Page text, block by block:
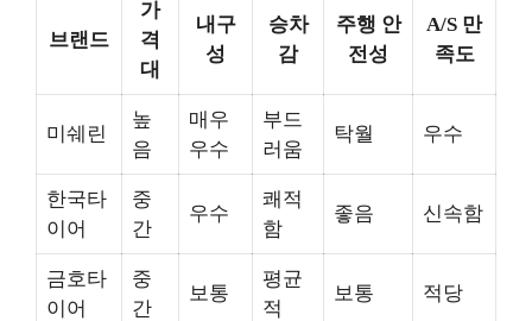
브랜드
가
격
대
내구
성
승차
감
주행 안
전성
A/S 만
족도
미쉐린
높
음
매우
우수
부드
러움
탁월 우수
한국타
이어
중
간
우수
쾌적
함
좋음 신속함
금호타
이어
중
간
보통
평균
적
보통 적당